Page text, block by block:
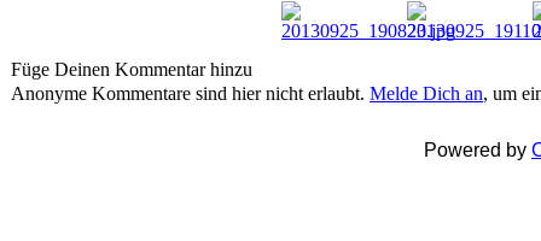
Füge Deinen Kommentar hinzu
Anonyme Kommentare sind hier nicht erlaubt. Melde Dich an, um
Powered by